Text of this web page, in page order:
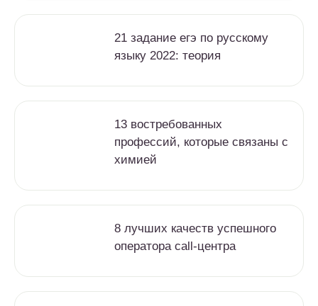
21 задание егэ по русскому
языку 2022: теория
13 востребованных
профессий, которые связаны с
химией
8 лучших качеств успешного
оператора call-центра